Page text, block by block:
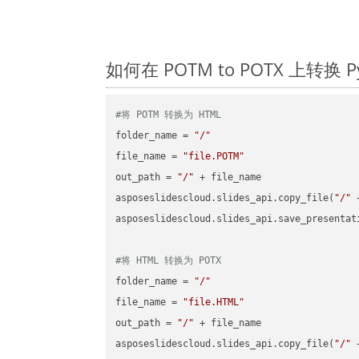
如何在 POTM to POTX 上转换
#将 POTM 转换为 HTML
folder_name =
"/"
file_name =
"file.POTM"
out_path =
"/" + file_name
asposeslidescloud.slides_api.copy_file( "/"
#将 HTML 转换为 POTX
folder_name =
"/"
file_name =
"file.HTML"
out_path =
"/" + file_name
asposeslidescloud.slides_api.copy_file( "/"